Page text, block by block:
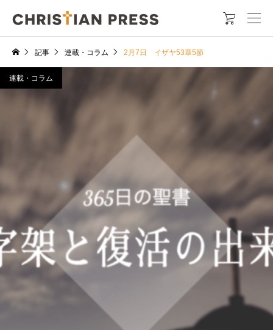

記事 連載・コラム 2月7日 イザヤ53章5節
連載・コラム